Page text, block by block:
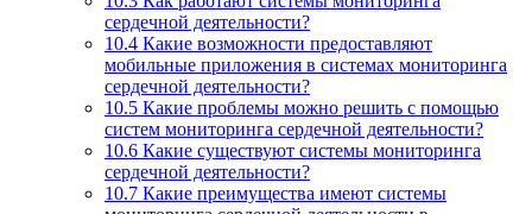
сердечной деятельности?
10.4 Какие возможности предоставляют
мобильные приложения в системах мониторинга
сердечной деятельности?
10.5 Какие проблемы можно решить с помощью
систем мониторинга сердечной деятельности?
10.6 Какие существуют системы мониторинга
сердечной деятельности?
10.7 Какие преимущества имеют системы